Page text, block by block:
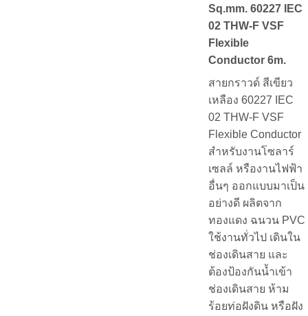
Sq.mm. 60227 IEC
02 THW-F VSF
Flexible
Conductor 6m.
สายกราวด์ สีเขียว
เหลือง 60227 IEC
02 THW-F VSF
Flexible Conductor
สำหรับงานโซลาร์
เซลล์ หรืองานไฟฟ้า
อื่นๆ ออกแบบมาเป็น
อย่างดี ผลิตจาก
ทองแดง ฉนวน PVC
ใช้งานทั่วไป เดินใน
ช่องเดินสาย และ
ต้องป้องกันน้ำเข้า
ช่องเดินสาย ห้าม
ร้อยท่อฝังดิน หรือฝัง